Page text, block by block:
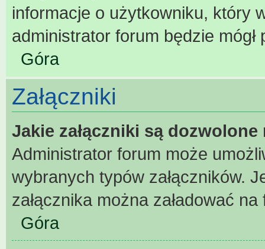
informacje o użytkowniku, który
administrator forum będzie mógł
Góra
Załączniki
Jakie załączniki są
Administrator forum może
wybranych typów załączników.
załącznika można załadować
Góra